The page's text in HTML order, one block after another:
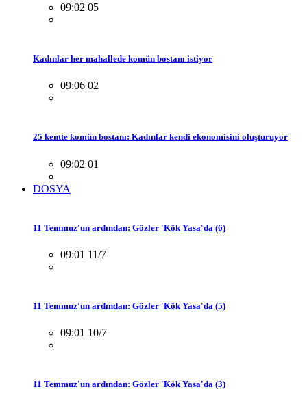
09:02 05
Kadınlar her mahallede komün bostanı istiyor
09:06 02
25 kentte komün bostanı: Kadınlar kendi ekonomisini oluşturuyor
09:02 01
DOSYA
11 Temmuz'un ardından: Gözler 'Kök Yasa'da (6)
09:01 11/7
11 Temmuz'un ardından: Gözler 'Kök Yasa'da (5)
09:01 10/7
11 Temmuz'un ardından: Gözler 'Kök Yasa'da (3)